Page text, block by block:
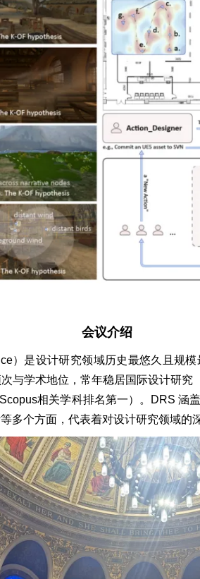
会议介绍
）是设计研究领域历史最悠久且规
与学术地位，常年稳居国际设计研
相关学科排名第一）。DRS 涵
多个方面，代表着对设计研究领域的